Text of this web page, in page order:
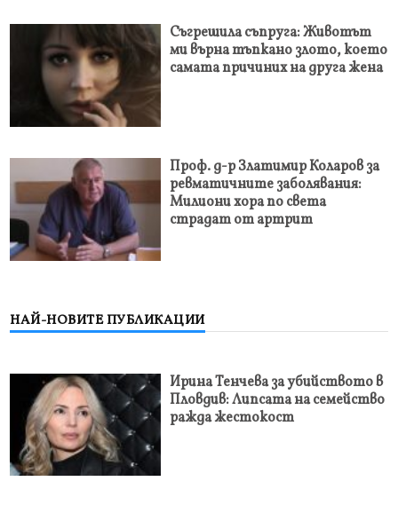
Съгрешила съпруга: Животът
ми върна тъпкано злото, което
самата причиних на друга жена
Проф. д-р Златимир Коларов за
ревматичните заболявания:
Милиони хора по света
страдат от артрит
НАЙ-НОВИТЕ ПУБЛИКАЦИИ
Ирина Тенчева за убийството в
Пловдив: Липсата на семейство
ражда жестокост